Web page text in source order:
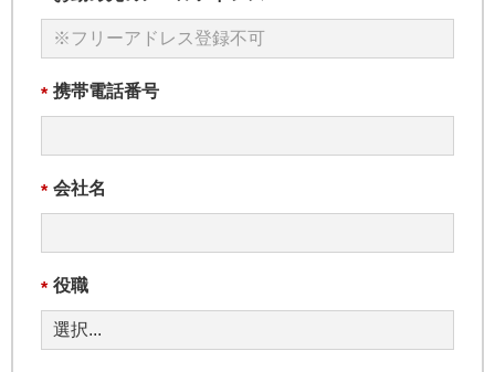
* 携帯電話番号
* 会社名
* 役職